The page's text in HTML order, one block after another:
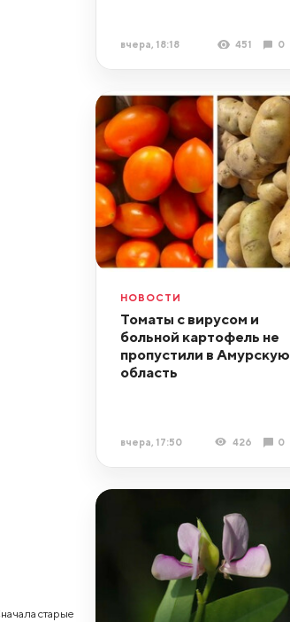
старые
вчера, 18:18 451 0
НОВОСТИ
Томаты с вирусом и
больной картофель не
пропустили в Амурскую
область
вчера, 17:50 426 0